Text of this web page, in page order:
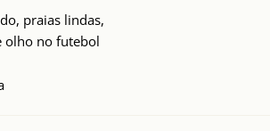
praias lindas,
olho no futebol